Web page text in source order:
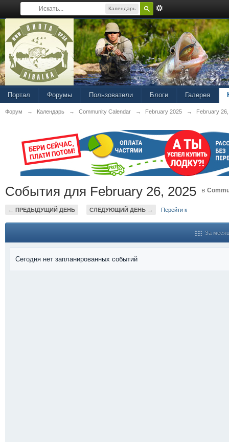
Календарь
Портал Форумы Пользователи Блоги Галерея
Форум → Календарь → Community Calendar → February 2025 → February
События для February 26, 2025 в
← ПРЕДЫДУЩИЙ ДЕНЬ СЛЕДУЮЩИЙ ДЕНЬ → Перейти к
За месяц
Сегодня нет запланированных событий